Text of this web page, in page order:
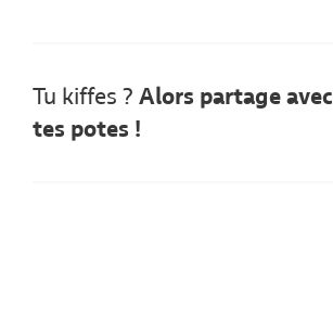
Tu kiffes ? Alors partage avec
tes potes !